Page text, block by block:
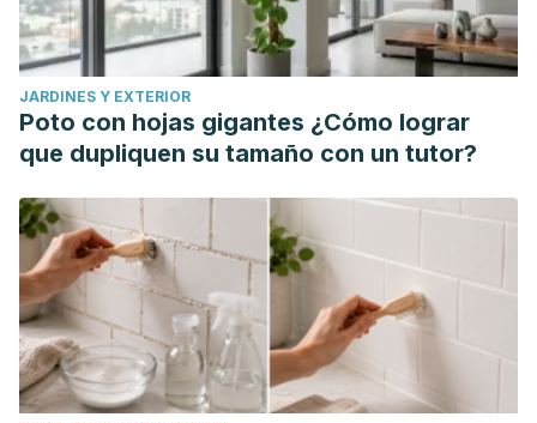
JARDINES Y EXTERIOR
Poto con hojas gigantes ¿Cómo lograr
que dupliquen su tamaño con un tutor?